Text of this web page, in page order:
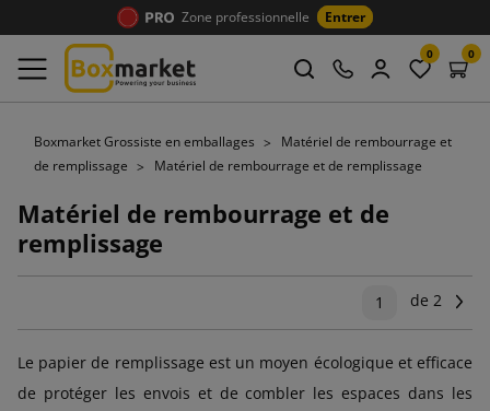
Zone professionnelle Entrer
0 0
Boxmarket Grossiste en emballages
Matériel de rembourrage et
de remplissage
Matériel de rembourrage et de remplissage
Matériel de rembourrage et de
remplissage
1 de 2
Le papier de remplissage est un moyen écologique et efficace
de protéger les envois et de combler les espaces dans les